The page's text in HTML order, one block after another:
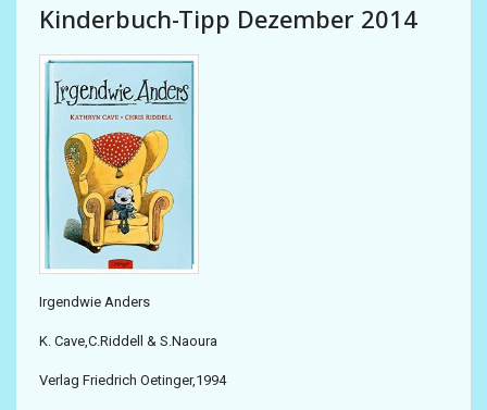
Kinderbuch-Tipp Dezember 2014
Irgendwie Anders
K. Cave,C.Riddell & S.Naoura
Verlag Friedrich Oetinger,1994